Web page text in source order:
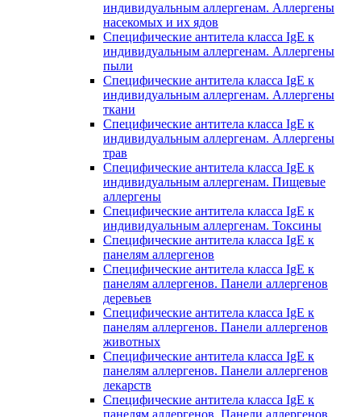
индивидуальным аллергенам. Аллергены
насекомых и их ядов
Специфические антитела класса IgE к
индивидуальным аллергенам. Аллергены
пыли
Специфические антитела класса IgE к
индивидуальным аллергенам. Аллергены
ткани
Специфические антитела класса IgE к
индивидуальным аллергенам. Аллергены
трав
Специфические антитела класса IgE к
индивидуальным аллергенам. Пищевые
аллергены
Специфические антитела класса IgE к
индивидуальным аллергенам. Токсины
Специфические антитела класса IgE к
панелям аллергенов
Специфические антитела класса IgE к
панелям аллергенов. Панели аллергенов
деревьев
Специфические антитела класса IgE к
панелям аллергенов. Панели аллергенов
животных
Специфические антитела класса IgE к
панелям аллергенов. Панели аллергенов
лекарств
Специфические антитела класса IgE к
панелям аллергенов. Панели аллергенов